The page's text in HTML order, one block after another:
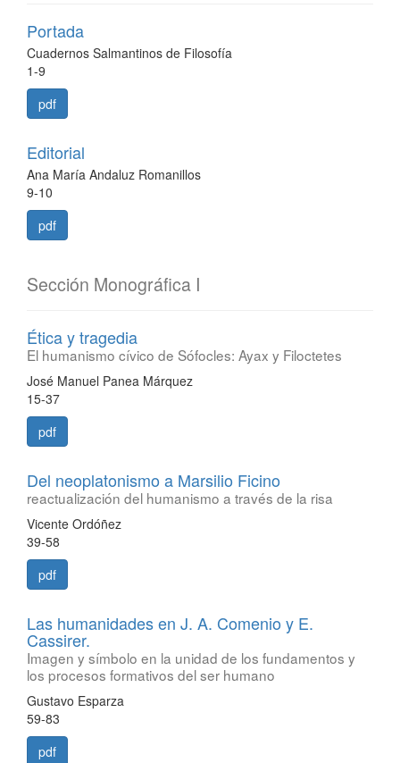
Portada
Cuadernos Salmantinos de Filosofía
1-9
pdf
Editorial
Ana María Andaluz Romanillos
9-10
pdf
Sección Monográfica I
Ética y tragedia
El humanismo cívico de Sófocles: Ayax y Filoctetes
José Manuel Panea Márquez
15-37
pdf
Del neoplatonismo a Marsilio Ficino
reactualización del humanismo a través de la risa
Vicente Ordóñez
39-58
pdf
Las humanidades en J. A. Comenio y E.
Cassirer.
Imagen y símbolo en la unidad de los fundamentos y
los procesos formativos del ser humano
Gustavo Esparza
59-83
pdf